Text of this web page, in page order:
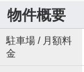
物件概要
駐車場 / 月額料
金